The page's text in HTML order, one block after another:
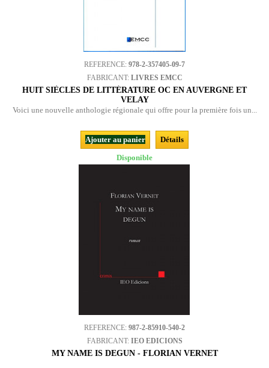
REFERENCE: 978-2-357405-09-7
FABRICANT: LIVRES EMCC
HUIT SIÈCLES DE LITTÉRATURE OC EN AUVERGNE ET
VELAY
Voici une nouvelle anthologie régionale qui offre pour la première fois un...
Ajouter au panier
Détails
Disponible
REFERENCE: 987-2-85910-540-2
FABRICANT: IEO EDICIONS
MY NAME IS DEGUN - FLORIAN VERNET